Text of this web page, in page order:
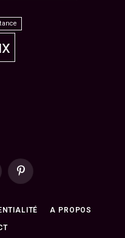
Pinterest
A PROPOS